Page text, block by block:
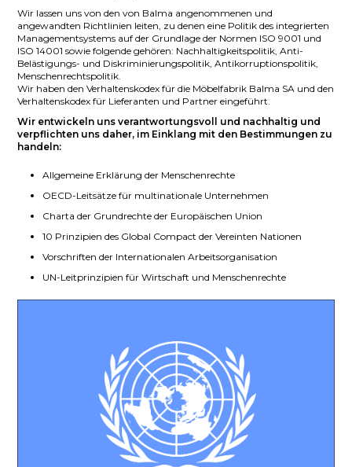
Wir lassen uns von den von Balma angenommenen und
angewandten Richtlinien leiten, zu denen eine Politik des integrierten
Managementsystems auf der Grundlage der Normen ISO 9001 und
ISO 14001 sowie folgende gehören: Nachhaltigkeitspolitik, Anti-
Belästigungs- und Diskriminierungspolitik, Antikorruptionspolitik,
Menschenrechtspolitik.
Wir haben den Verhaltenskodex für die Möbelfabrik Balma SA und den
Verhaltenskodex für Lieferanten und Partner eingeführt.
Wir entwickeln uns verantwortungsvoll und nachhaltig und
verpflichten uns daher, im Einklang mit den Bestimmungen zu
handeln:
Allgemeine Erklärung der Menschenrechte
OECD-Leitsätze für multinationale Unternehmen
Charta der Grundrechte der Europäischen Union
10 Prinzipien des Global Compact der Vereinten Nationen
Vorschriften der Internationalen Arbeitsorganisation
UN-Leitprinzipien für Wirtschaft und Menschenrechte